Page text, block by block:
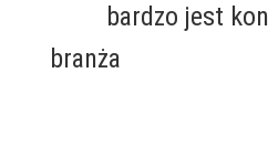
bardzo jest
branża